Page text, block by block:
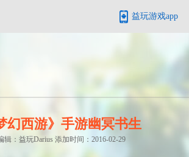
益玩游戏app
幻西游》手游幽冥书生
辑：益玩Darius 添加时间：2016-02-29